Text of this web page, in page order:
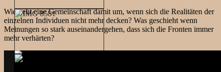
Wie geht eine Gemeinschaft damit um, wenn sich die Realitäten der
einzelnen Individuen nicht mehr decken? Was geschieht wenn
Meinungen so stark auseinandergehen, dass sich die Fronten immer
mehr verhärten?